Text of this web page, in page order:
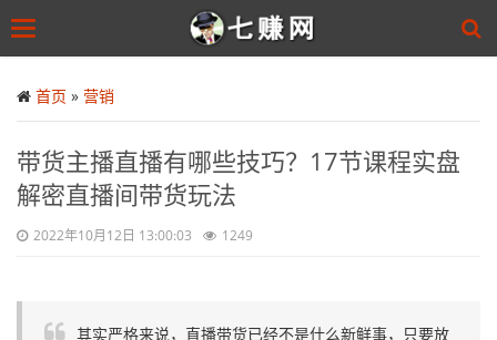
to
main
Toggle
首页 » 营销
带货主播直播有哪些技巧？17节课程实盘
解密直播间带货玩法
2022年10月12日 13:00:03 1249
其实严格来说，直播带货已经不是什么新鲜事，只要放